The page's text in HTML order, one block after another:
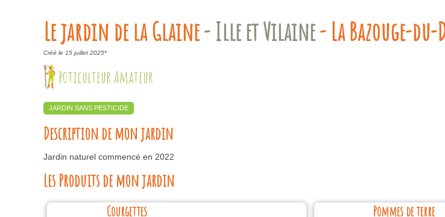
Le jardin de la Glaine- Ille et Vilaine- La Bazouge-du-
Créé le 15 juillet 2025*
Poticulteur Amateur
JARDIN SANS PESTICIDE
Description de mon jardin
Jardin naturel commencé en 2022
Les Produits de mon jardin
Courgettes Pommes de terre